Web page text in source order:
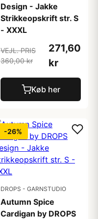
Design - Jakke
Strikkeopskrift str. S
- XXXL
VEJL. PRIS
360,00 kr
271,60
kr
Køb her
-26%
DROPS - GARNSTUDIO
Autumn Spice
Cardigan by DROPS